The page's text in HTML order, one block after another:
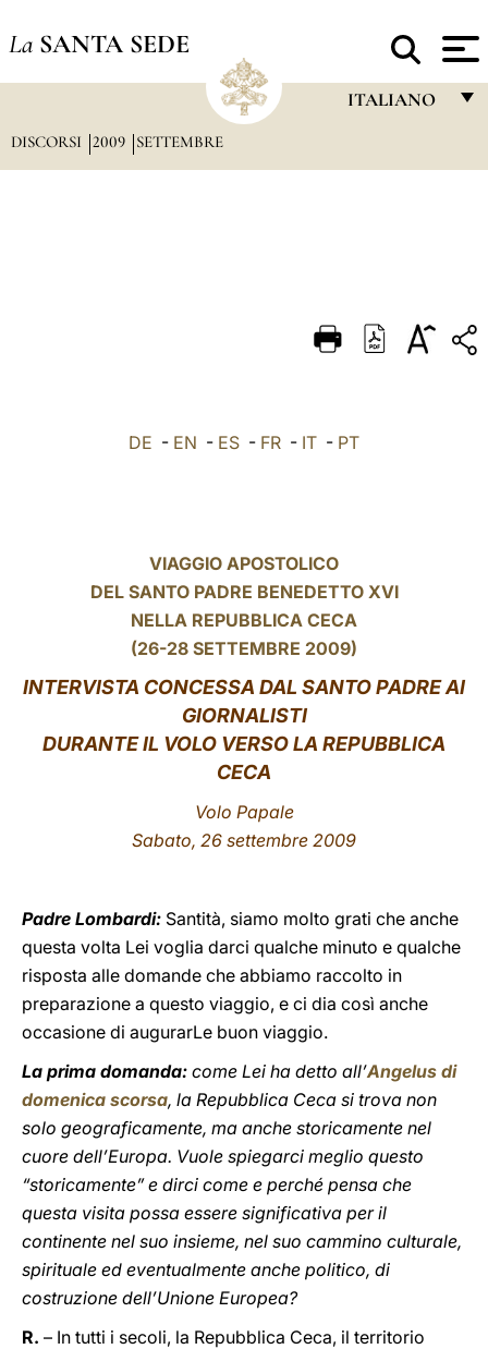
La SANTA SEDE
ITALIANO
DEUTSCH
العربيّة
DISCORSI 2009 SETTEMBRE
DE - EN - ES - FR - IT - PT
VIAGGIO APOSTOLICO
DEL SANTO PADRE BENEDETTO XVI
NELLA REPUBBLICA CECA
(26-28 SETTEMBRE 2009)
INTERVISTA CONCESSA DAL SANTO PADRE AI
GIORNALISTI
DURANTE IL VOLO VERSO LA REPUBBLICA
CECA
Volo Papale
Sabato, 26 settembre 2009
Padre Lombardi: Santità, siamo molto grati che anche
questa volta Lei voglia darci qualche minuto e qualche
risposta alle domande che abbiamo raccolto in
preparazione a questo viaggio, e ci dia così anche
occasione di augurarLe buon viaggio.
La prima domanda: come Lei ha detto all’Angelus di
domenica scorsa, la Repubblica Ceca si trova non
solo geograficamente, ma anche storicamente nel
cuore dell’Europa. Vuole spiegarci meglio questo
“storicamente” e dirci come e perché pensa che
questa visita possa essere significativa per il
continente nel suo insieme, nel suo cammino culturale,
spirituale ed eventualmente anche politico, di
costruzione dell’Unione Europea?
R. – In tutti i secoli, la Repubblica Ceca, il territorio